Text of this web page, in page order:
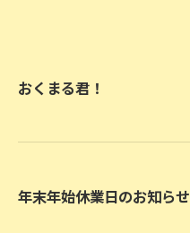
おくまる君！
年末年始休業日のお知らせ